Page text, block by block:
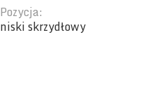
Pozycja:
niski skrzydłowy